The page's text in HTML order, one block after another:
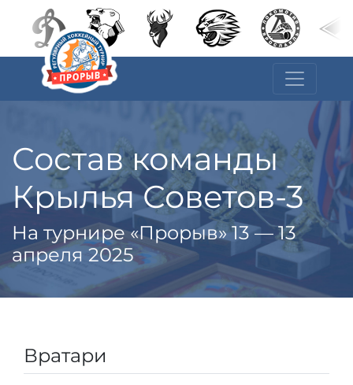
Состав команды
Крылья Советов-3
На турнире «Прорыв» 13 — 13
апреля 2025
Вратари